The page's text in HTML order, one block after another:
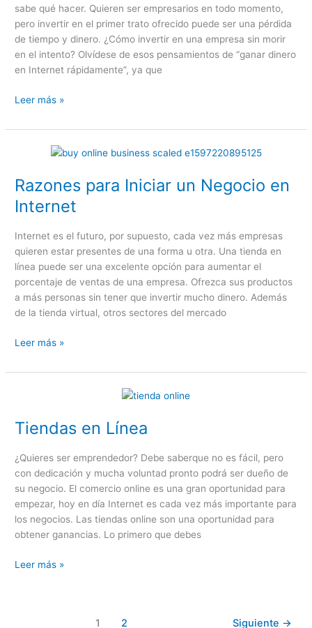
sabe qué hacer. Quieren ser empresarios en todo momento,
pero invertir en el primer trato ofrecido puede ser una pérdida
de tiempo y dinero. ¿Cómo invertir en una empresa sin morir
en el intento? Olvídese de esos pensamientos de “ganar dinero
en Internet rápidamente”, ya que
Leer más »
Razones para Iniciar un Negocio en
Internet
Internet es el futuro, por supuesto, cada vez más empresas
quieren estar presentes de una forma u otra. Una tienda en
línea puede ser una excelente opción para aumentar el
porcentaje de ventas de una empresa. Ofrezca sus productos
a más personas sin tener que invertir mucho dinero. Además
de la tienda virtual, otros sectores del mercado
Razones
Iniciar
un
Negocio
Leer más »
Tiendas en Línea
¿Quieres ser emprendedor? Debe saberque no es fácil, pero
con dedicación y mucha voluntad pronto podrá ser dueño de
su negocio. El comercio online es una gran oportunidad para
empezar, hoy en día Internet es cada vez más importante para
los negocios. Las tiendas online son una oportunidad para
obtener ganancias. Lo primero que debes
Línea
Leer más »
1 2 Siguiente →